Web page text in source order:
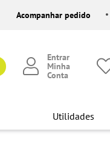
Acompanhar pedido
Entrar
Minha
Conta
Utilidades